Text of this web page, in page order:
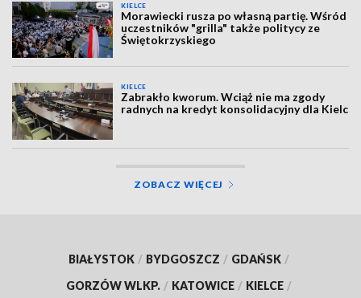
KIELCE
Morawiecki rusza po własną partię. Wśród
uczestników "grilla" także politycy ze
Świętokrzyskiego
KIELCE
Zabrakło kworum. Wciąż nie ma zgody
radnych na kredyt konsolidacyjny dla Kielc
ZOBACZ WIĘCEJ
BIAŁYSTOK / BYDGOSZCZ / GDAŃSK /
GORZÓW WLKP. / KATOWICE / KIELCE /